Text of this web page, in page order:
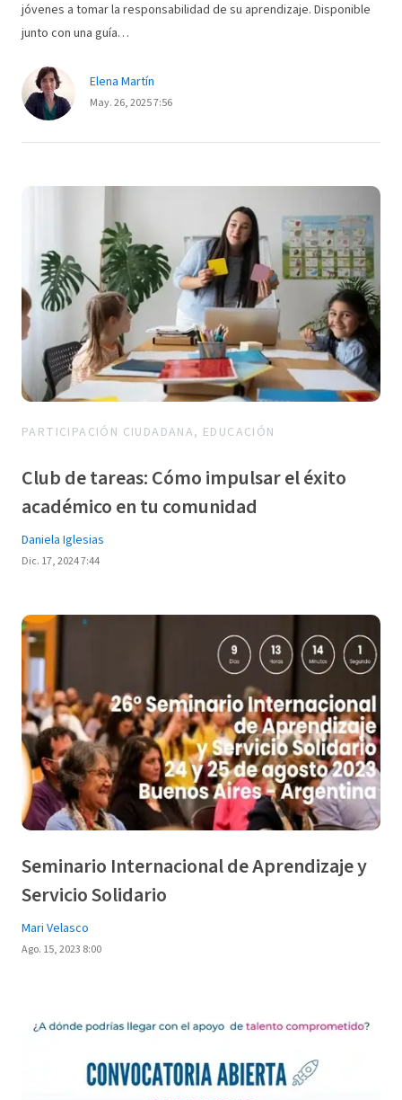
jóvenes a tomar la responsabilidad de su aprendizaje. Disponible
junto con una guía…
Elena Martín
May. 26, 2025 7:56
PARTICIPACIÓN CIUDADANA, EDUCACIÓN
Club de tareas: Cómo impulsar el éxito
académico en tu comunidad
Daniela Iglesias
Dic. 17, 2024 7:44
Seminario Internacional de Aprendizaje y
Servicio Solidario
Mari Velasco
Ago. 15, 2023 8:00